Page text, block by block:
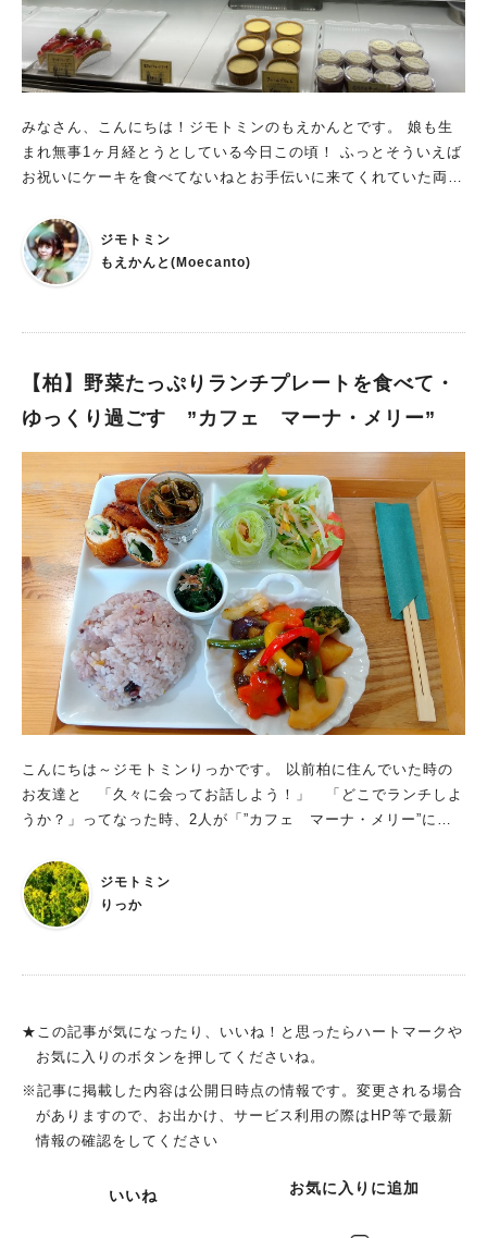
なお酒を呑みつつ、 上質な料理を楽しめるお店。 リニューアル
により大幅パワーアップした吞兵衛さんでマスター・ママとの会
話を楽しみながら、 美味しいお酒と料理を楽しまれてはいかが
でしょうか。 このお店についてもっと詳しく知りたい方はこち
ら： https://amakism.com/gourmet-93/
みなさん、こんにちは！ジモトミンのもえかんとです。 娘も生
まれ無事1ヶ月経とうとしている今日この頃！ ふっとそういえば
お祝いにケーキを食べてないねとお手伝いに来てくれていた両親
した♪ 松葉町にある【ケーキのお店 グルメ】さんは、かわいい
ケーキとお菓子が並ぶ地元の方に愛されるお店です。
ジモトミン
もえかんと(Moecanto)
【柏】野菜たっぷりランチプレートを食べて・
ゆっくり過ごす ”カフェ マーナ・メリー”
こんにちは～ジモトミンりっかです。 以前柏に住んでいた時の
お友達と 「久々に会ってお話しよう！」 「どこでランチしよ
うか？」ってなった時、2人が「”カフェ マーナ・メリー”に再
をしました。 今日は、”カフェ マーナ・メリー”を紹介させてい
ただきます。 こちらのお店はとても居心地が良く お食事もド
リンクもデザートも美味しいので、お一人で・お友達と・デート
ジモトミン
りっか
★この記事が気になったり、いいね！と思ったらハートマークや
お気に入りのボタンを押してくださいね。
※記事に掲載した内容は公開日時点の情報です。変更される場合
がありますので、お出かけ、サービス利用の際はHP等で最新
情報の確認をしてください
いいね お気に入りに追加